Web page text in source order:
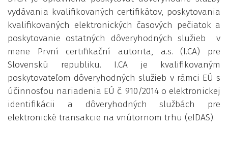
vydávania kvalifikovaných certifikátov, poskytovania
kvalifikovaných elektronických časových pečiatok a
poskytovanie ostatných dôveryhodných služieb v
mene První certifikační autorita, a.s. (I.CA) pre
Slovenskú republiku. I.CA je kvalifikovaným
poskytovateľom dôveryhodných služieb v rámci EÚ s
účinnosťou nariadenia EÚ č. 910/2014 o elektronickej
identifikácii a dôveryhodných službách pre
elektronické transakcie na vnútornom trhu (eIDAS).